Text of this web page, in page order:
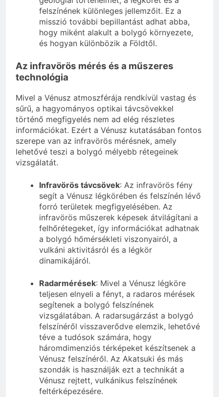
felszínének különleges jellemzőit. Ez a
misszió további bepillantást adhat abba,
hogy miként alakult a bolygó környezete,
és hogyan különbözik a Földtől.
Az infravörös mérés és a műszeres
technológia
Mivel a Vénusz atmoszférája rendkívül vastag és
sűrű, a hagyományos optikai távcsövekkel
történő megfigyelés nem ad elég részletes
információkat. Ezért a Vénusz kutatásában fontos
szerepe van az infravörös mérésnek, amely
lehetővé teszi a bolygó mélyebb rétegeinek
vizsgálatát.
Infravörös távcsövek: Az infravörös fény
segít a Vénusz légkörében és felszínén lévő
forró területek megfigyelésében. Az
infravörös műszerek képesek átvilágítani a
felhőrétegeket, így információkat adhatnak
a bolygó hőmérsékleti viszonyairól, a
vulkáni aktivitásról és a légkör
dinamikájáról.
Radarmérések: Mivel a Vénusz légköre
teljesen elnyeli a fényt, a radaros mérések
segítenek a bolygó felszínének
vizsgálatában. A radarsugárzást a bolygó
felszínéről visszaverődve elemzik, lehetővé
téve a tudósok számára, hogy
háromdimenziós térképeket készítsenek a
Vénusz felszínéről. Az Akatsuki és más
szondák is használják ezt a technikát a
Vénusz rejtett, vulkánikus felszínének
feltérképezésére.